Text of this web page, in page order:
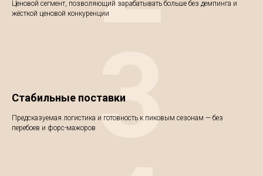
Ценовой сегмент, позволяющий зарабатывать больше без демпинга и
жёсткой ценовой конкуренции
Стабильные поставки
Предсказуемая логистика и готовность к пиковым сезонам — без
перебоев и форс-мажоров 3